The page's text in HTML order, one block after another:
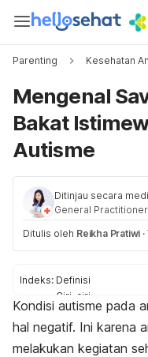
Parenting Kesehatan
Mengenal
Bakat
Autisme
Ditinjau secara
General Practitioner
Ditulis oleh Reikha Pratiwi ·
Indeks: Definisi
Ciri-ciri
Diagnosis
Penanganan
Kondisi autisme pada
hal negatif. Ini karena
melakukan kegiatan